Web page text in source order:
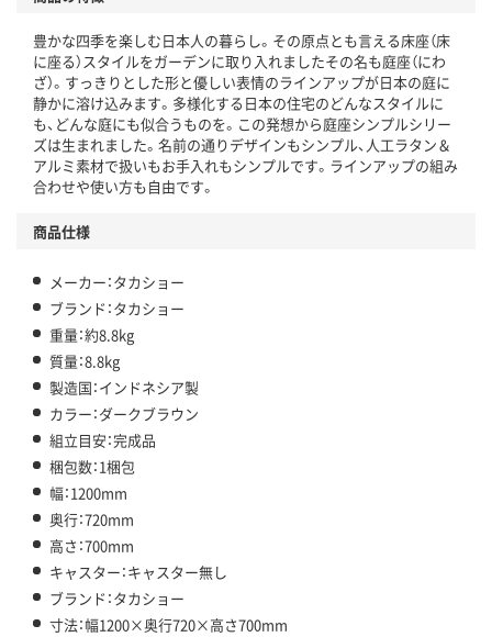
豊かな四季を楽しむ日本人の暮らし。その原点とも言える床座（床
に座る）スタイルをガーデンに取り入れましたその名も庭座（にわ
ざ）。すっきりとした形と優しい表情のラインアップが日本の庭に
静かに溶け込みます。多様化する日本の住宅のどんなスタイルに
も、どんな庭にも似合うものを。この発想から庭座シンプルシリー
ズは生まれました。名前の通りデザインもシンプル、人工ラタン＆
アルミ素材で扱いもお手入れもシンプルです。ラインアップの組み
合わせや使い方も自由です。
商品仕様
メーカー：タカショー
ブランド：タカショー
重量：約8.8kg
質量：8.8kg
製造国：インドネシア製
カラー：ダークブラウン
組立目安：完成品
梱包数：1梱包
幅：1200mm
奥行：720mm
高さ：700mm
キャスター：キャスター無し
ブランド：タカショー
寸法：幅1200×奥行720×高さ700mm